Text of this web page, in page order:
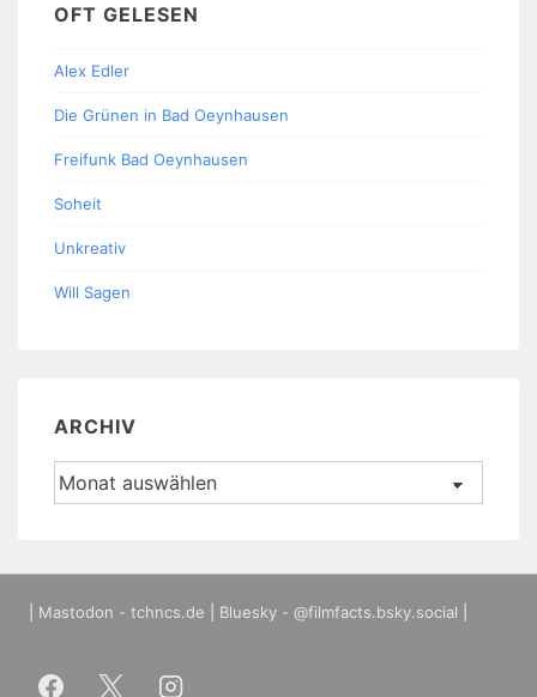
OFT GELESEN
Alex Edler
Die Grünen in Bad Oeynhausen
Freifunk Bad Oeynhausen
Soheit
Unkreativ
Will Sagen
ARCHIV
Archiv
Mastodon - tchncs.de Bluesky - @filmfacts.bsky.social